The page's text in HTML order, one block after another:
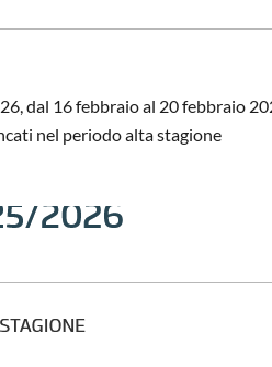
dal 16 febbraio al 20 febbraio
nel periodo alta stagione